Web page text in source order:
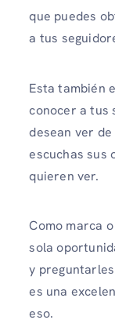
que puedes
a tus
Esta también
conocer a tus
desean ver
escuchas sus
quieren ver.
Como marca
sola
y
es una
eso.